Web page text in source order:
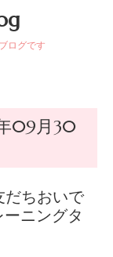
ログです
09月30
だちおいで
ニングタ